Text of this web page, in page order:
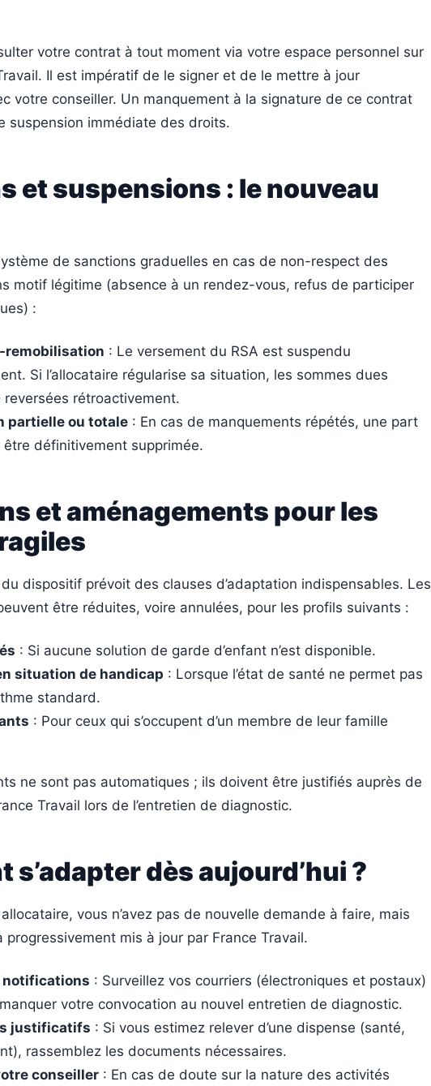
votre contrat à tout moment via votre espace personnel sur
Il est impératif de le signer et de le mettre à jour
votre conseiller. Un manquement à la signature de ce contrat
suspension immédiate des droits.
et suspensions : le nouveau
de sanctions graduelles en cas de non-respect des
motif légitime (absence à un rendez-vous, refus de participer
:
remobilisation : Le versement du RSA est suspendu
Si l’allocataire régularise sa situation, les sommes dues
reversées rétroactivement.
partielle ou totale : En cas de manquements répétés, une part
être définitivement supprimée.
et aménagements pour les
dispositif prévoit des clauses d’adaptation indispensables. Les
être réduites, voire annulées, pour les profils suivants :
: Si aucune solution de garde d’enfant n’est disponible.
situation de handicap : Lorsque l’état de santé ne permet pas
standard.
: Pour ceux qui s’occupent d’un membre de leur famille
ne sont pas automatiques ; ils doivent être justifiés auprès de
Travail lors de l’entretien de diagnostic.
s’adapter dès aujourd’hui ?
vous n’avez pas de nouvelle demande à faire, mais
progressivement mis à jour par France Travail.
notifications : Surveillez vos courriers (électroniques et postaux)
votre convocation au nouvel entretien de diagnostic.
justificatifs : Si vous estimez relever d’une dispense (santé,
rassemblez les documents nécessaires.
conseiller : En cas de doute sur la nature des activités